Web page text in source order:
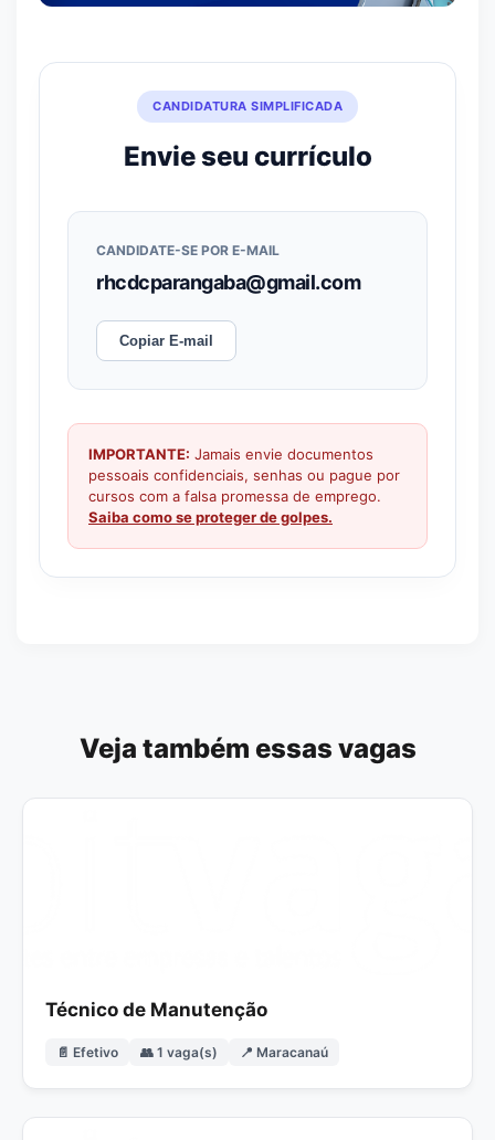
CANDIDATURA SIMPLIFICADA
Envie seu currículo
CANDIDATE-SE POR E-MAIL
rhcdcparangaba@gmail.com
Copiar E-mail
IMPORTANTE: Jamais envie documentos
pessoais confidenciais, senhas ou pague por
cursos com a falsa promessa de emprego.
Saiba como se proteger de golpes.
Veja também essas vagas
Técnico de Manutenção
📄 Efetivo 👥 1 vaga(s) 📍 Maracanaú